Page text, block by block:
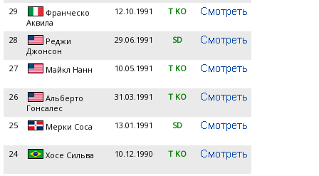
29
Франческо
Аквила
12.10.1991 T KO
28
Реджи
Джонсон
29.06.1991 SD
27 Майкл Нанн 10.05.1991 T KO
26
Альберто
Гонсалес
31.03.1991 T KO
25 Мерки Соса 13.01.1991 SD
24 Хосе Сильва 10.12.1990 T KO